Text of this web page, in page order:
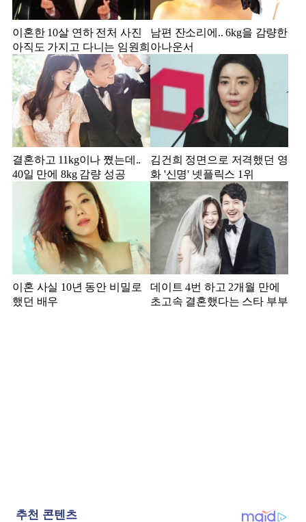
이혼한 10살 연하 전처 사진
아직도 가지고 다니는 임원희
남편 잔소리에.. 6kg을 감량한
아나운서
결혼하고 11kg이나 쪘는데..
40일 만에 8kg 감량 성공
김건희 정면으로 저격했던 영
화 '신명' 넷플릭스 1위
이혼 사실 10년 동안 비밀로
했던 배우
데이트 4번 하고 2개월 만에
초고속 결혼했다는 스타 부부